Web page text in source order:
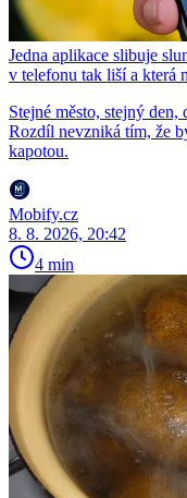
Jedna aplikace slibuje
v telefonu tak liší a která
Stejné město, stejný
Rozdíl nevzniká tím, že
kapotou.
Mobify.cz
8. 8. 2026, 20:42
4 min